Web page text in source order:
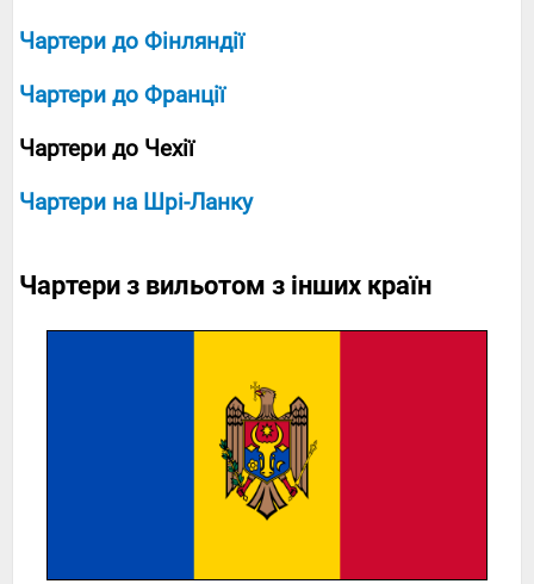
Чартери до Фінляндії
Чартери до Франції
Чартери до Чехії
Чартери на Шрі-Ланку
Чартери з вильотом з інших країн